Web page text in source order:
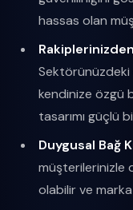
hassas olan
Rakiplerinizden
Sektörünüzdeki
kendinize özgü
tasarımı güçlü
Duygusal Bağ
müşterilerinizle
olabilir ve